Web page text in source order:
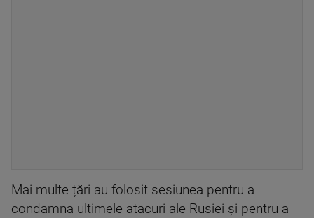
Mai multe țări au folosit sesiunea pentru a
condamna ultimele atacuri ale Rusiei și pentru a